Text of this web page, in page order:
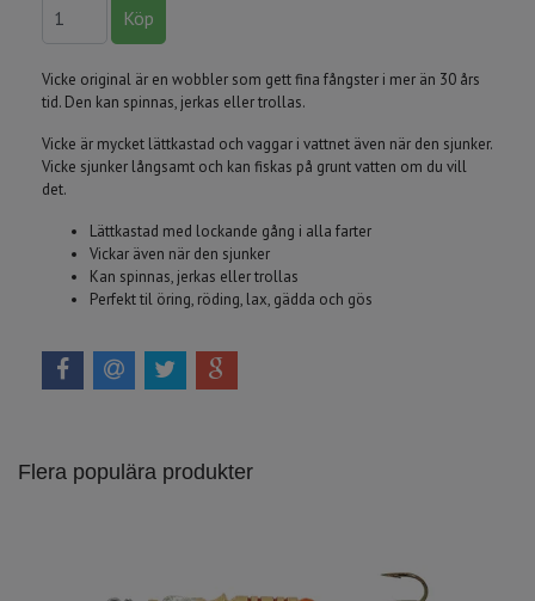
Vicke original är en wobbler som gett fina fångster i mer än 30 års
tid. Den kan spinnas, jerkas eller trollas.
Vicke är mycket lättkastad och vaggar i vattnet även när den sjunker.
Vicke sjunker långsamt och kan fiskas på grunt vatten om du vill
det.
Lättkastad med lockande gång i alla farter
Vickar även när den sjunker
Kan spinnas, jerkas eller trollas
Perfekt til öring, röding, lax, gädda och gös
Flera populära produkter